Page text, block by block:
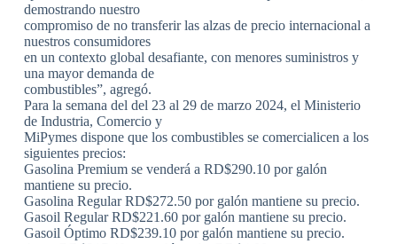
demostrando nuestro
compromiso de no transferir las alzas de precio internacional a
nuestros consumidores
en un contexto global desafiante, con menores suministros y
una mayor demanda de
combustibles”, agregó.
Para la semana del del 23 al 29 de marzo 2024, el Ministerio
de Industria, Comercio y
MiPymes dispone que los combustibles se comercialicen a los
siguientes precios:
Gasolina Premium se venderá a RD$290.10 por galón
mantiene su precio.
Gasolina Regular RD$272.50 por galón mantiene su precio.
Gasoil Regular RD$221.60 por galón mantiene su precio.
Gasoil Óptimo RD$239.10 por galón mantiene su precio.